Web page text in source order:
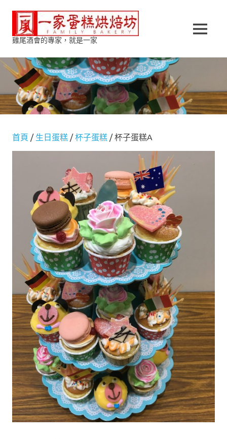
content
蛋
糕
烘
焙
坊
雞尾酒會的專家，就是一家
MENU
首頁 / 生日蛋糕 /杯子蛋糕 / 杯子蛋糕A